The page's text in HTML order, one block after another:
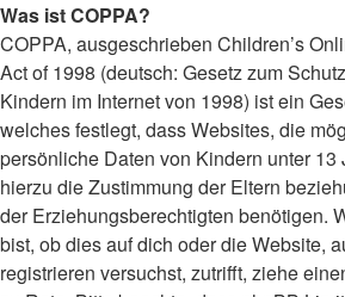
Was ist COPPA?
COPPA, ausgeschrieben Children’s
Act of 1998 (deutsch: Gesetz zum
Kindern im Internet von 1998) ist ein
welches festlegt, dass Websites, die
persönliche Daten von Kindern unter 13
hierzu die Zustimmung der Eltern
der Erziehungsberechtigten benötigen.
bist, ob dies auf dich oder die Website,
registrieren versuchst, zutrifft, ziehe